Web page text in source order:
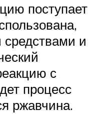
поступает
и
с
процесс
ржавчина.